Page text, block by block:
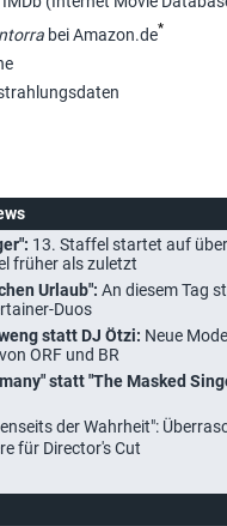
bei Amazon.de*
13. Staffel startet auf
früher als zuletzt
Urlaub": An diesem Tag
Duos
statt DJ Ötzi: Neue
ORF und BR
statt "The Masked
der Wahrheit":
für Director's Cut